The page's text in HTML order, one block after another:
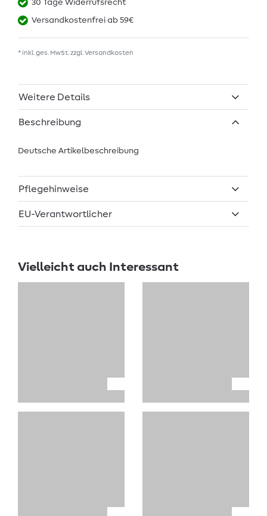
30 Tage Widerrufsrecht
Versandkostenfrei ab 59€
* inkl. ges. MwSt. zzgl.Versandkosten
Weitere Details
Beschreibung
Deutsche Artikelbeschreibung
Pflegehinweise
EU-Verantwortlicher
Vielleicht auch Interessant